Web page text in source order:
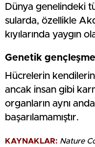
Dünya genelindeki
sularda, özellikle
kıyılarında yaygın
Genetik
Hücrelerin
ancak insan gibi
organların aynı
başarılamamıştır.
KAYNAKLAR: Nature